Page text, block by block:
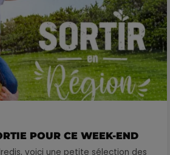
POUR CE WEEK-END
voici une petite sélection des